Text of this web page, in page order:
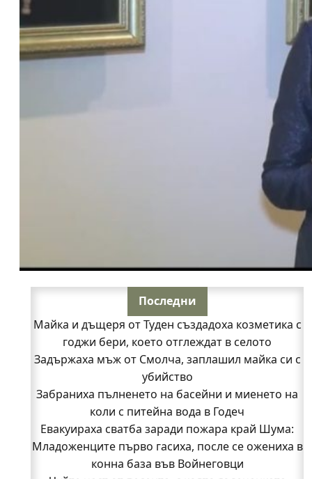
Последни
Майка и дъщеря от Туден създадоха козметика с
годжи бери, което отглеждат в селото
Задържаха мъж от Смолча, заплашил майка си с
убийство
Забраниха пълненето на басейни и миенето на
коли с питейна вода в Годеч
Евакуираха сватба заради пожара край Шума:
Младоженците първо гасиха, после се ожениха в
конна база във Войнеговци